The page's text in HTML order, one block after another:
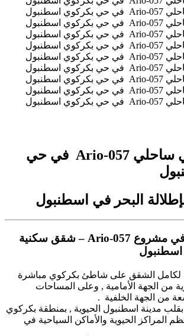
مشروع سكني ساحلي Ario-057 في حي
البحر في اسطنبول
لماذا شراء شقة في مشروع Ario-057 – شقق سكنية
اسطنبول
لكامل الشقق على شاطئ بكركوي مباشرة
من الجهة الأمامية , وعلى المساحات
من الجهة الخلفية .
مدينة اسطنبول الحيوية , بمنطقة بكركوي
المراكز الحيوية والأماكن السياحية في